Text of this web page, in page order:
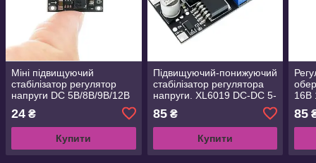
Міні підвищуючий
стабілізатор регулятор
напруги DC 5В/8В/9В/12В
24 ₴
Купити
Підвищуючий-понижуючий
стабілізатор регулятора
напруги. XL6019 DC-DC 5-
85₴
Купити
16В
85